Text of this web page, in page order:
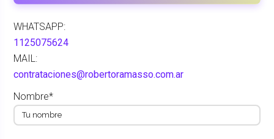
WHATSAPP:
1125075624
MAIL:
contrataciones@robertoramasso.com.ar
Nombre*